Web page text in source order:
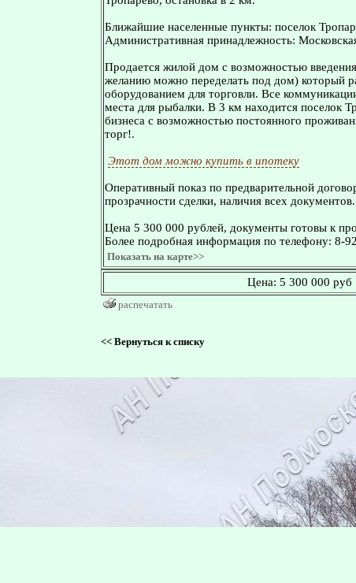
Ближайшие населенные пункты: поселок
Административная принадлежность:
Продается жилой дом с возможностью
желанию можно переделать под дом) который
оборудованием для торговли. Все
места для рыбалки. В 3 км находится поселок
бизнеса с возможностью постоянного
торг!.
Этот дом можно купить в ипотеку
Оперативный показ по предварительной
прозрачности сделки, наличия всех
Цена 5 300 000 рублей, документы готовы к
Более подробная информация по телефону: 8-
Показать на карте>>
Цена: 5 300 000 руб
распечатать
<< Вернуться к списку